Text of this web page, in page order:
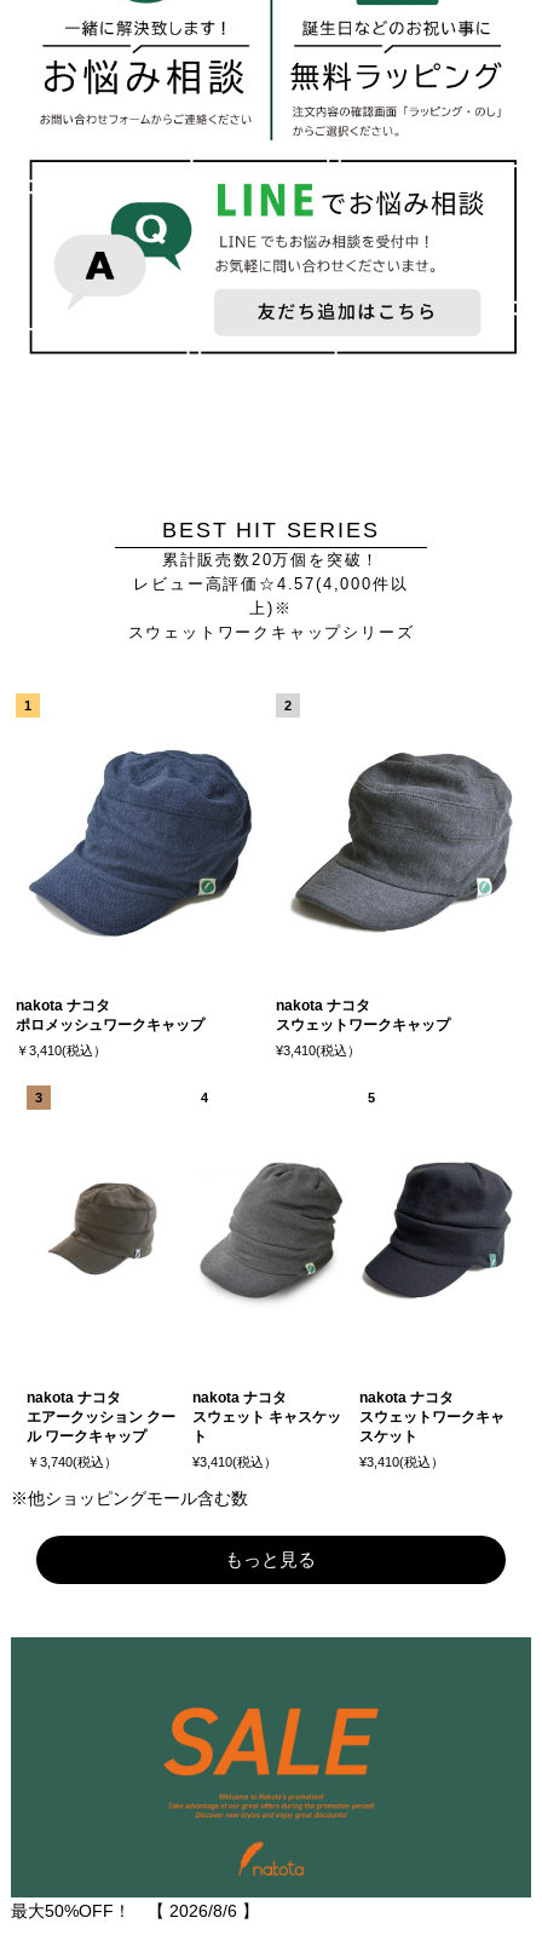
BEST HIT SERIES
累計販売数20万個を突破！
レビュー高評価☆4.57(4,000件以
上)※
スウェットワークキャップシリーズ
nakota ナコタ
ポロメッシュワークキャップ
￥3,410(税込）
nakota ナコタ
スウェットワークキャップ
¥3,410(税込）
nakota ナコタ
エアークッション クー
ル ワークキャップ
￥3,740(税込）
nakota ナコタ
スウェット キャスケッ
ト
¥3,410(税込）
nakota ナコタ
スウェットワークキャ
スケット
¥3,410(税込）
※他ショッピングモール含む数
もっと見る
最大50%OFF！ 【 2026/8/6】